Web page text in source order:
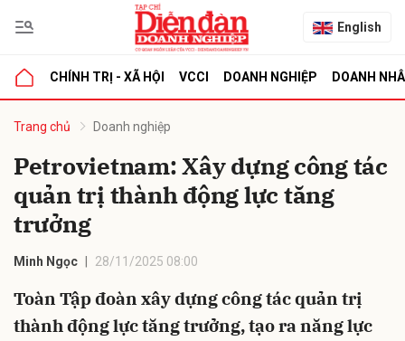
English
CHÍNH TRỊ - XÃ HỘI VCCI DOANH NGHIỆP DOANH
Trang chủ Doanh nghiệp
Petrovietnam: Xây dựng công tác
quản trị thành động lực tăng
trưởng
Minh Ngọc 28/11/2025 08:00
Toàn Tập đoàn xây dựng công tác quản trị
thành động lực tăng trưởng, tạo ra năng lực
luận
Hủy